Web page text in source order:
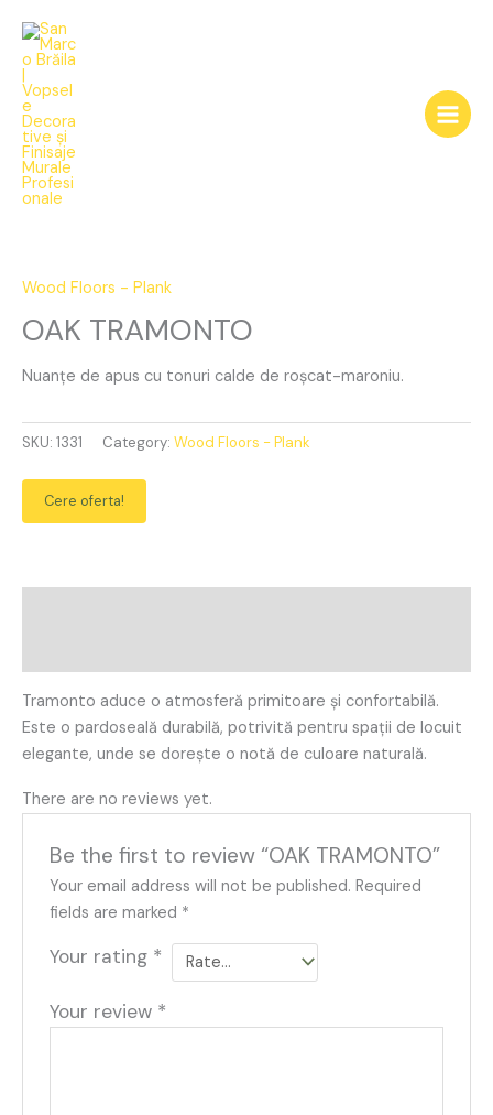
content
Wood Floors - Plank
OAK TRAMONTO
Nuanțe de apus cu tonuri calde de roșcat-maroniu.
quantity
SKU: 1331 Category: Wood Floors - Plank
Cere oferta!
Tramonto aduce o atmosferă primitoare și confortabilă.
Este o pardoseală durabilă, potrivită pentru spații de locuit
elegante, unde se dorește o notă de culoare naturală.
There are no reviews yet.
Be the first to review “OAK TRAMONTO”
Your email address will not be published. Required
fields are marked *
Your rating *
Your review *